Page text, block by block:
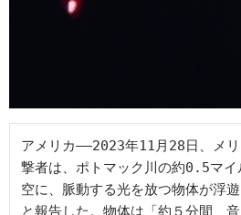
アメリカ――2023年11月28日、メ
撃者は、ポトマック川の約0.5マ
空に、脈動する光を放つ物体が浮